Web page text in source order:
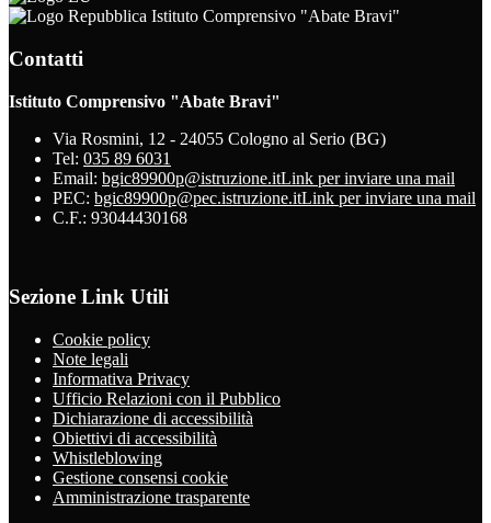
Istituto Comprensivo "Abate Bravi"
Contatti
Istituto Comprensivo "Abate Bravi"
Via Rosmini, 12 - 24055 Cologno al Serio (BG)
Tel: 035 89 6031
Email: bgic89900p@istruzione.itLink per inviare una mail
PEC: bgic89900p@pec.istruzione.itLink per inviare una mail
C.F.: 93044430168
Sezione Link Utili
Cookie policy
Note legali
Informativa Privacy
Ufficio Relazioni con il Pubblico
Dichiarazione di accessibilità
Obiettivi di accessibilità
Whistleblowing
Gestione consensi cookie
Amministrazione trasparente